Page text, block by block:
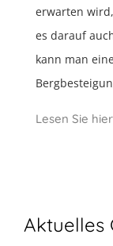
erwarten
es darauf
kann man
Lesen Sie
Aktuelles